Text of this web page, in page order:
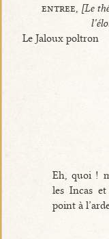
entree, [Le
Le Jaloux poltron
Eh, quoi !
les Incas
point à